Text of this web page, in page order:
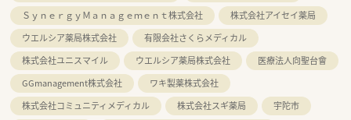
ＳｙｎｅｒｇｙＭａｎａｇｅｍｅｎｔ株式会社
株式会社アイセイ薬局
ウエルシア薬局株式会社
有限会社さくらメディカル
株式会社ユニスマイル
ウエルシア薬局株式会社
医療法人向聖台會
GGmanagement株式会社
ワキ製薬株式会社
株式会社コミュニティメディカル
株式会社スギ薬局
宇陀市